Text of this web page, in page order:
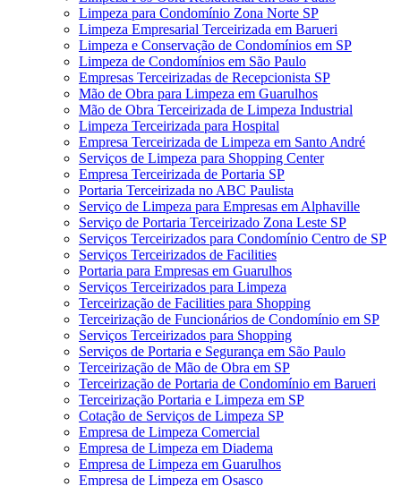
Limpeza para Condomínio Zona Norte SP
Limpeza Empresarial Terceirizada em Barueri
Limpeza e Conservação de Condomínios em SP
Limpeza de Condomínios em São Paulo
Empresas Terceirizadas de Recepcionista SP
Mão de Obra para Limpeza em Guarulhos
Mão de Obra Terceirizada de Limpeza Industrial
Limpeza Terceirizada para Hospital
Empresa Terceirizada de Limpeza em Santo André
Serviços de Limpeza para Shopping Center
Empresa Terceirizada de Portaria SP
Portaria Terceirizada no ABC Paulista
Serviço de Limpeza para Empresas em Alphaville
Serviço de Portaria Terceirizado Zona Leste SP
Serviços Terceirizados para Condomínio Centro de SP
Serviços Terceirizados de Facilities
Portaria para Empresas em Guarulhos
Serviços Terceirizados para Limpeza
Terceirização de Facilities para Shopping
Terceirização de Funcionários de Condomínio em SP
Serviços Terceirizados para Shopping
Serviços de Portaria e Segurança em São Paulo
Terceirização de Mão de Obra em SP
Terceirização de Portaria de Condomínio em Barueri
Terceirização Portaria e Limpeza em SP
Cotação de Serviços de Limpeza SP
Empresa de Limpeza Comercial
Empresa de Limpeza em Diadema
Empresa de Limpeza em Guarulhos
Empresa de Limpeza em Osasco